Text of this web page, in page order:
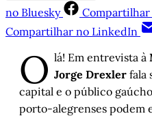
no Bluesky
Compartilhar
Compartilhar no LinkedIn
O lá! Em entrevista à
Jorge Drexler fala
capital e o público
porto-alegrenses podem